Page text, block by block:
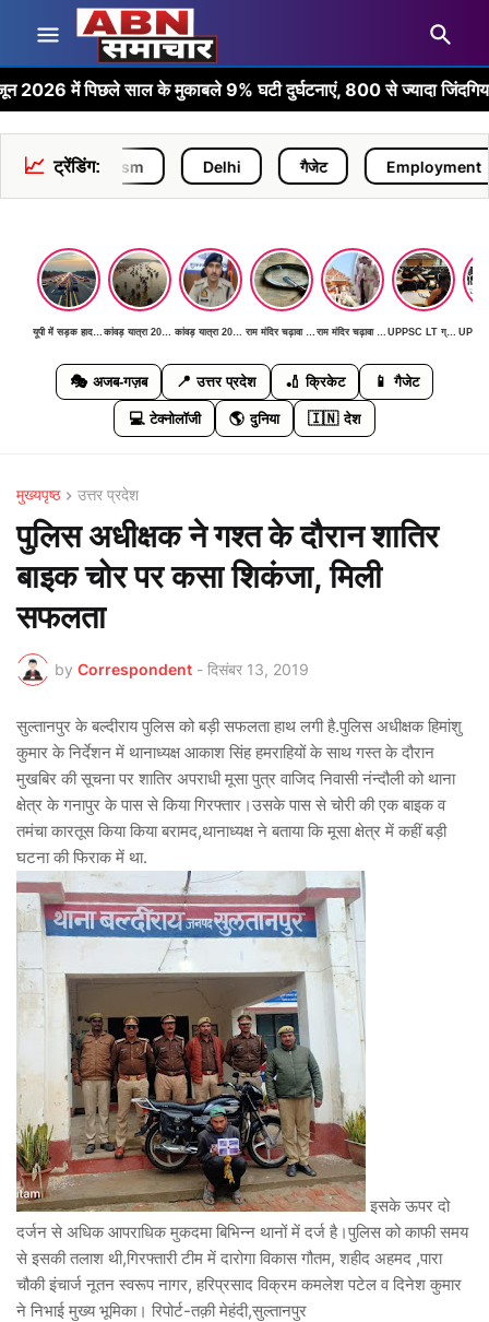
पिछले साल के मुकाबले 9% घटी दुर्घटनाएं, 800 से ज्यादा जिंदगियां बचीं
📈 ट्रेंडिंग:
Tourism Employment
यूपी में सड़क हादसों में आई कमी: जनवरी-जून 2026 में पिछले साल के मुकाबले 9% घटी दुर्घटनाएं, 800 से ज्यादा जिंदगियां बचीं कांवड़ यात्रा 2026: पहली बार AI कैमरों और ड्रोन से निगरानी, DGP ने दिया 'जीरो इंसीडेंट, जीरो एक्सीडेंट' का लक्ष्य कांवड़ यात्रा 2026: पहली बार AI कैमरों और ड्रोन से निगरानी, DGP ने दिया 'जीरो इंसीडेंट, जीरो एक्सीडेंट' का लक्ष्य राम मंदिर चढ़ावा चोरी मामला: SIT जांच में सामने आई बड़ी मनी ट्रेल, जल्द खुलेगा रहस्य से पर्दा राम मंदिर चढ़ावा चोरी मामला: SIT जांच में सामने आई बड़ी मनी ट्रेल, जल्द खुलेगा रहस्य से पर्दा UPPSC LT ग्रेड मुख्य परीक्षा 11 जुलाई को: हिंदी, सामाजिक विज्ञान, फिजिकल साइंस और संगीत विषयों की होगी परीक्षा
🎭 अजब-गज़ब 📍 उत्तर प्रदेश 🏏 क्रिकेट 📱 गैजेट
💻 टेक्नोलॉजी 🌎 दुनिया 🇮🇳 देश
मुख्यपृष्ठ उत्तर प्रदेश
पुलिस अधीक्षक ने गश्त के दौरान शातिर
बाइक चोर पर कसा शिकंजा, मिली
सफलता
by Correspondent - दिसंबर 13, 2019
सुल्तानपुर के बल्दीराय पुलिस को बड़ी सफलता हाथ लगी है.पुलिस अधीक्षक हिमांशु
कुमार के निर्देशन में थानाध्यक्ष आकाश सिंह हमराहियों के साथ गस्त के दौरान
मुखबिर की सूचना पर शातिर अपराधी मूसा पुत्र वाजिद निवासी नंन्दौली को थाना
क्षेत्र के गनापुर के पास से किया गिरफ्तार।उसके पास से चोरी की एक बाइक व
तमंचा कारतूस किया किया बरामद,थानाध्यक्ष ने बताया कि मूसा क्षेत्र में कहीं बड़ी
घटना की फिराक में था.
इसके ऊपर दो
दर्जन से अधिक आपराधिक मुकदमा बिभिन्न थानों में दर्ज है।पुलिस को काफी समय
से इसकी तलाश थी,गिरफ्तारी टीम में दारोगा विकास गौतम, शहीद अहमद ,पारा
चौकी इंचार्ज नूतन स्वरूप नागर, हरिप्रसाद विक्रम कमलेश पटेल व दिनेश कुमार
ने निभाई मुख्य भूमिका। रिपोर्ट-तक़ी मेहंदी,सुल्तानपुर